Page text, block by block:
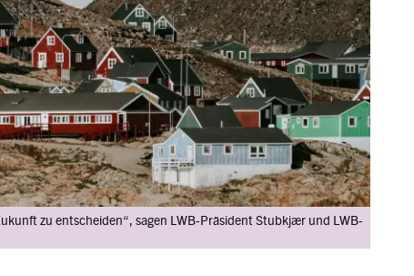
zu entscheiden“, sagen LWB-Präsident Stubkjær und LWB-